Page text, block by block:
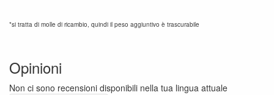
*si tratta di molle di ricambio, quindi il peso aggiuntivo è trascurabile
Opinioni
Non ci sono recensioni disponibili nella tua lingua attuale